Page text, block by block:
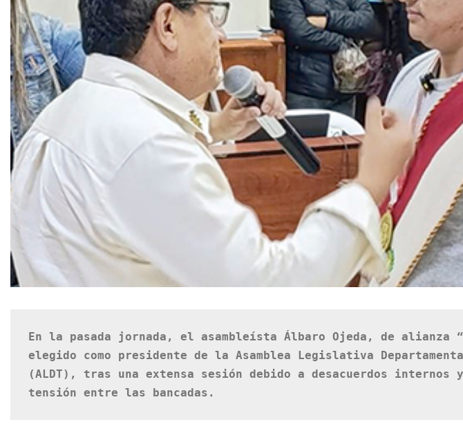
En la pasada jornada, el asambleísta Álbaro Ojeda, de alianza
elegido como presidente de la Asamblea Legislativa
(ALDT), tras una extensa sesión debido a desacuerdos internos
tensión entre las bancadas.